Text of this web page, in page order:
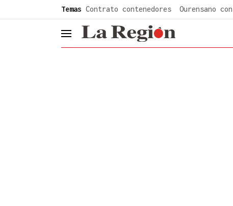
Temas Contrato contenedores Ourensano
header.menu.open